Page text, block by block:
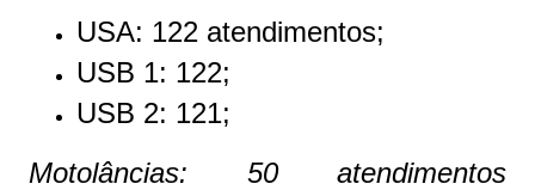
USA: 122 atendimentos;
USB 1: 122;
USB 2: 121;
Motolâncias: 50 atendimentos